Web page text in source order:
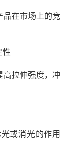
品在市场上的竞
性
高拉伸强度，冲
或消光的作用